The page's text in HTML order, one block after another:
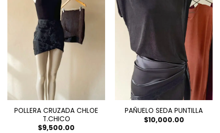
POLLERA CRUZADA CHLOE
T.CHICO
$9,500.00
PAÑUELO SEDA PUNTILLA
$10,000.00